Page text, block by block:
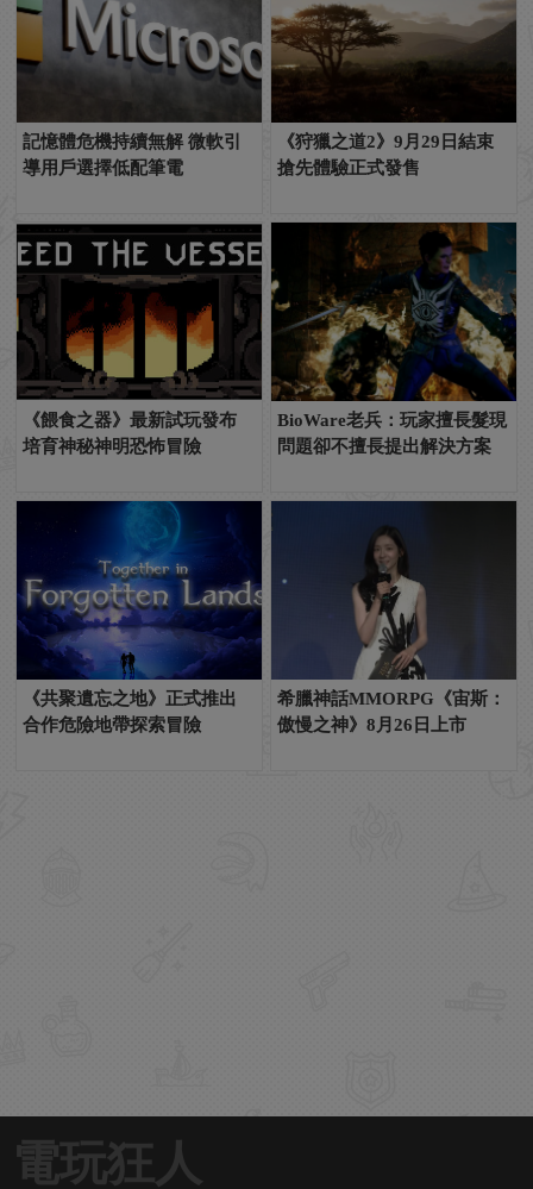
記憶體危機持續無解 微軟引
導用戶選擇低配筆電
《狩獵之道2》9月29日結束
搶先體驗正式發售
《餵食之器》最新試玩發布
培育神秘神明恐怖冒險
BioWare老兵：玩家擅長髮現
問題卻不擅長提出解決方案
《共聚遺忘之地》正式推出
合作危險地帶探索冒險
希臘神話MMORPG《宙斯：
傲慢之神》8月26日上市
電玩狂人